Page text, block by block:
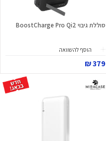
סוללת גיבוי BoostCharge Pro Qi2
הוסף להשוואה
379 ₪